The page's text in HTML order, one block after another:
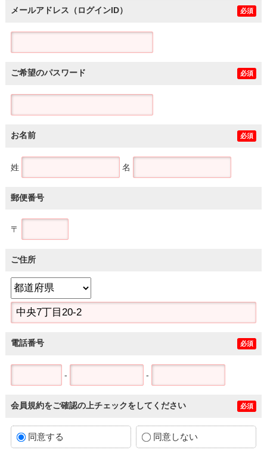
メールアドレス（ログインID） 必須
ご希望のパスワード 必須
お名前 必須
姓 名
郵便番号
〒
ご住所
電話番号 必須
- -
会員規約をご確認の上チェックをしてください 必須
同意する 同意しない